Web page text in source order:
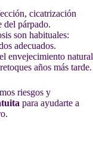
cicatrización
del párpado.
son habituales:
adecuados.
envejecimiento natural
años más tarde.
riesgos y
para ayudarte a